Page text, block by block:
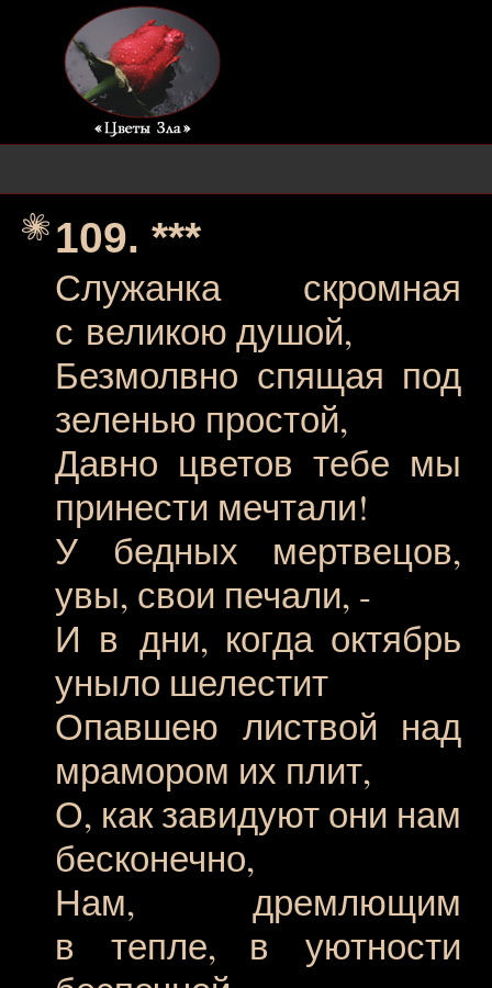
109. ***
Служанка скромная
с великою душой,
Безмолвно спящая под
зеленью простой,
Давно цветов тебе мы
принести мечтали!
У бедных мертвецов,
увы, свои печали, -
И в дни, когда октябрь
уныло шелестит
Опавшею листвой над
мрамором их плит,
О, как завидуют они нам
бесконечно,
Нам, дремлющим
в тепле, в уютности